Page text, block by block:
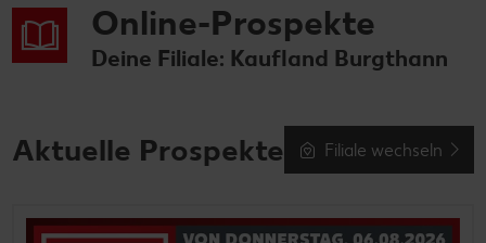
Online-Prospekte
Deine Filiale: Kaufland Burgthann
Aktuelle Prospekte Filiale wechseln